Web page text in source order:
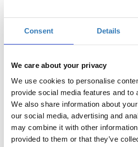
Consent Details
We care about your privacy
We use cookies to personalise
provide social media features and to
We also share information about
our social media, advertising and
may combine it with other
provided to them or that they’ve
Η περίοδος
Το σεμινάριο απευθύνεται σε
θμιας και Β/θμιας
Ιδιωτικής) οι οποίοι επιθυμούν
ψηφιακά εργαλεία τα
βελτιώνουν το επίπεδο της